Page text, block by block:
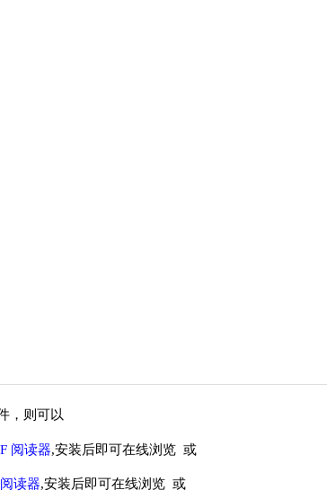
，则可以
阅读器,安装后即可在线浏览 或
读器,安装后即可在线浏览 或